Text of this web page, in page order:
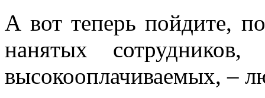
А вот теперь пойдите,
нанятых
высокооплачиваемых, –